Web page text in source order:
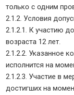
только с одним
2.1.2. Условия
2.1.2.1. К участию
возраста 12 лет.
2.1.2.2. Указанное
исполнится на
2.1.2.3. Участие в
достигших на